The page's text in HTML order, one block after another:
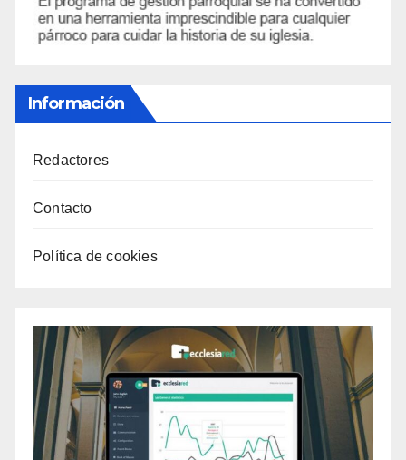
Información
Redactores
Contacto
Política de cookies